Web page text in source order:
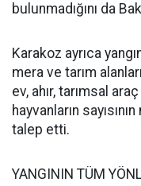
bulunmadığını da
Karakoz ayrıca
mera ve tarım
ev, ahır, tarımsal
hayvanların
talep etti.
YANGININ TÜM